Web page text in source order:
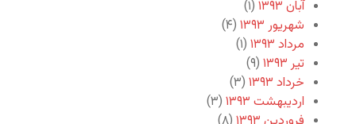
آبان ۱۳۹۳
(۱)
شهریور ۱۳۹۳
(۴)
مرداد ۱۳۹۳
(۱)
تیر ۱۳۹۳
(۹)
خرداد ۱۳۹۳
(۳)
اردیبهشت ۱۳۹۳
(۳)